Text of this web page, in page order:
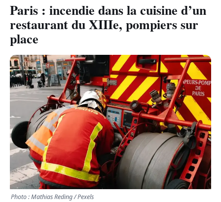
ACTUALITÉ
BONS PLANS
FEEL GOOD
FAITS DIVERS
TRANSPORTS
ÉCONOMIE
POLITIQUE
SPORT
Paris : incendie dans la cuisine d’un
restaurant du XIIIe, pompiers sur
place
Photo : Mathias Reding / Pexels